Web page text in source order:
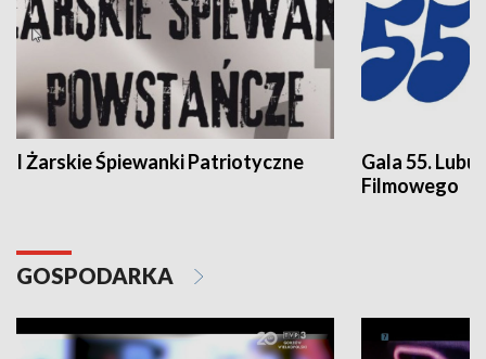
I Żarskie Śpiewanki Patriotyczne
Gala 55.
Filmowego
GOSPODARKA